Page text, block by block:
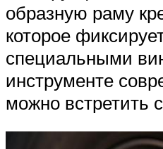
образную раму
которое
специальными
инструменте
можно встретить